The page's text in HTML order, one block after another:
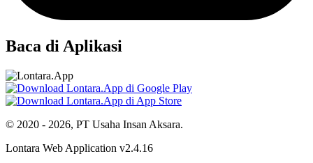
Baca di Aplikasi
© 2020 - 2026, PT Usaha Insan Aksara.
Lontara Web Application v2.4.16